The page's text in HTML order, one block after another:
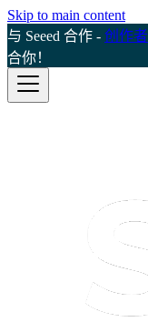
Skip to main content
与 Seeed 合作 - 创作者
合你！